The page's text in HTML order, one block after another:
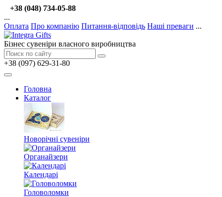
+38 (048) 734-05-88
...
Оплата Про компанію Питання-відповідь Наші преваги ...
Бізнес сувеніри власного виробництва
+38 (097) 629-31-80
Головна
Каталог
Новорічні сувеніри
Органайзери
Календарі
Головоломки